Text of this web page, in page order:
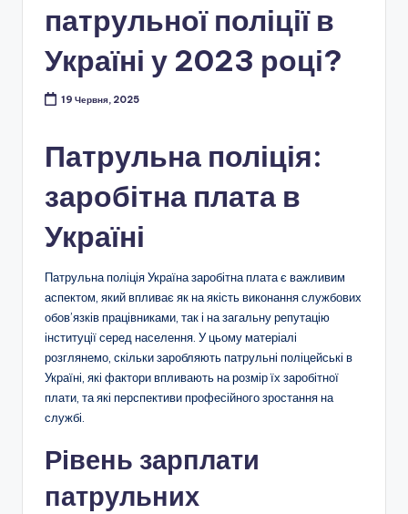
патрульної поліції в
Україні у 2023 році?
19 Червня, 2025
Патрульна поліція:
заробітна плата в
Україні
Патрульна поліція Україна заробітна плата є важливим
аспектом, який впливає як на якість виконання службових
обов’язків працівниками, так і на загальну репутацію
інституції серед населення. У цьому матеріалі
розглянемо, скільки заробляють патрульні поліцейські в
Україні, які фактори впливають на розмір їх заробітної
плати, та які перспективи професійного зростання на
службі.
Рівень зарплати
патрульних